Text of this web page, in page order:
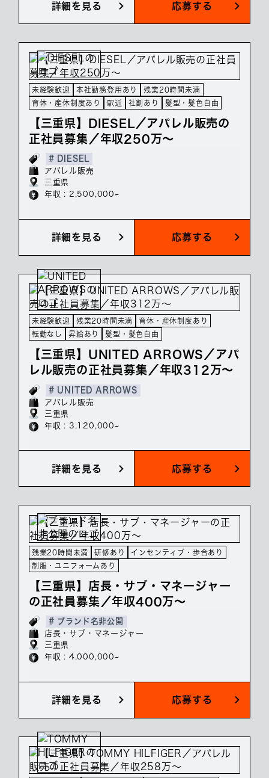
詳細を見る 応募する
未経験歓迎 本社勤務登用あり
残業20時間未満
育休・産休制度あり
駅近 社割あり 髪型・髪色自由
【三重県】DIESEL／アパレル販売の
正社員募集／年収250万～
# DIESEL
アパレル販売
三重県
年収 : 2,500,000~
詳細を見る 応募する
未経験歓迎 残業20時間未満
育休・産休制度あり
転勤なし
昇給あり 髪型・髪色自由
【三重県】UNITED ARROWS／アパ
レル販売の正社員募集／年収312万～
# UNITED ARROWS
アパレル販売
三重県
年収 : 3,120,000~
詳細を見る 応募する
残業20時間未満 研修あり
インセンティブ・歩合あり
制服・ユニフォームあり
【三重県】店長・サブ・マネージャー
の正社員募集／年収400万～
# ブランド名非公開
店長・サブ・マネージャー
三重県
年収 : 4,000,000~
詳細を見る 応募する